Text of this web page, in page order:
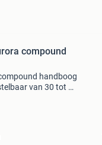
compound
handboog
van 30 tot 55